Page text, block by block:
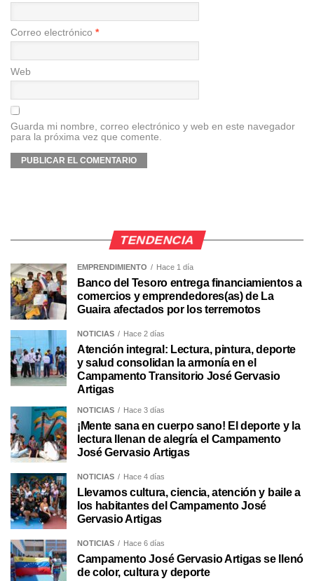
Correo electrónico *
Web
Guarda mi nombre, correo electrónico y web en este navegador
para la próxima vez que comente.
TENDENCIA
EMPRENDIMIENTO Hace 1 día
Banco del Tesoro entrega financiamientos a
comercios y emprendedores(as) de La
Guaira afectados por los terremotos
NOTICIAS Hace 2 días
Atención integral: Lectura, pintura, deporte
y salud consolidan la armonía en el
Campamento Transitorio José Gervasio
Artigas
NOTICIAS Hace 3 días
¡Mente sana en cuerpo sano! El deporte y la
lectura llenan de alegría el Campamento
José Gervasio Artigas
NOTICIAS Hace 4 días
Llevamos cultura, ciencia, atención y baile a
los habitantes del Campamento José
Gervasio Artigas
NOTICIAS Hace 6 días
Campamento José Gervasio Artigas se llenó
de color, cultura y deporte